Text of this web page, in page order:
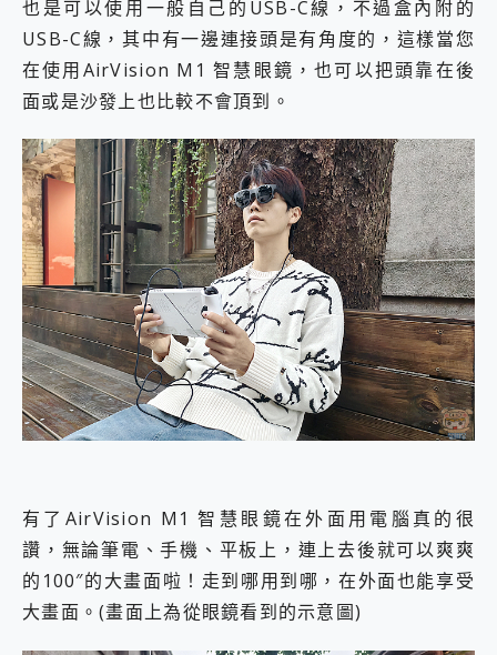
也是可以使用一般自己的USB-C線，不過盒內附的
USB-C線，其中有一邊連接頭是有角度的，這樣當您
在使用AirVision M1 智慧眼鏡，也可以把頭靠在後
面或是沙發上也比較不會頂到。
有了AirVision M1 智慧眼鏡在外面用電腦真的很
讚，無論筆電、手機、平板上，連上去後就可以爽爽
的100″的大畫面啦！走到哪用到哪，在外面也能享受
大畫面。(畫面上為從眼鏡看到的示意圖)